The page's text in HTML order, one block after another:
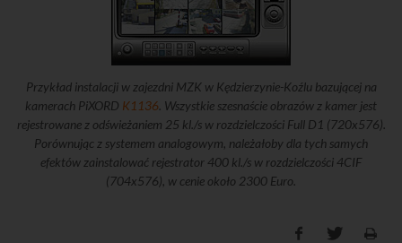
Przykład instalacji w zajezdni MZK w Kędzierzynie-Koźlu bazującej na
kamerach PiXORD K1136. Wszystkie szesnaście obrazów z kamer jest
rejestrowane z odświeżaniem 25 kl./s w rozdzielczości Full D1 (720x576).
Porównując z systemem analogowym, należałoby dla tych samych
efektów zainstalować rejestrator 400 kl./s w rozdzielczości 4CIF
(704x576), w cenie około 2300 Euro.